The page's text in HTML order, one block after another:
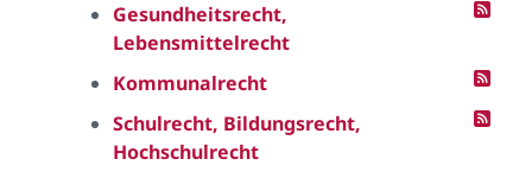
Gesundheitsrecht,
Lebensmittelrecht
Kommunalrecht
Schulrecht, Bildungsrecht,
Hochschulrecht